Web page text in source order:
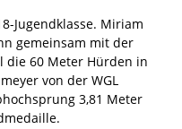
Jugendklasse. Miriam
gemeinsam mit der
die 60 Meter Hürden in
von der WGL
3,81 Meter